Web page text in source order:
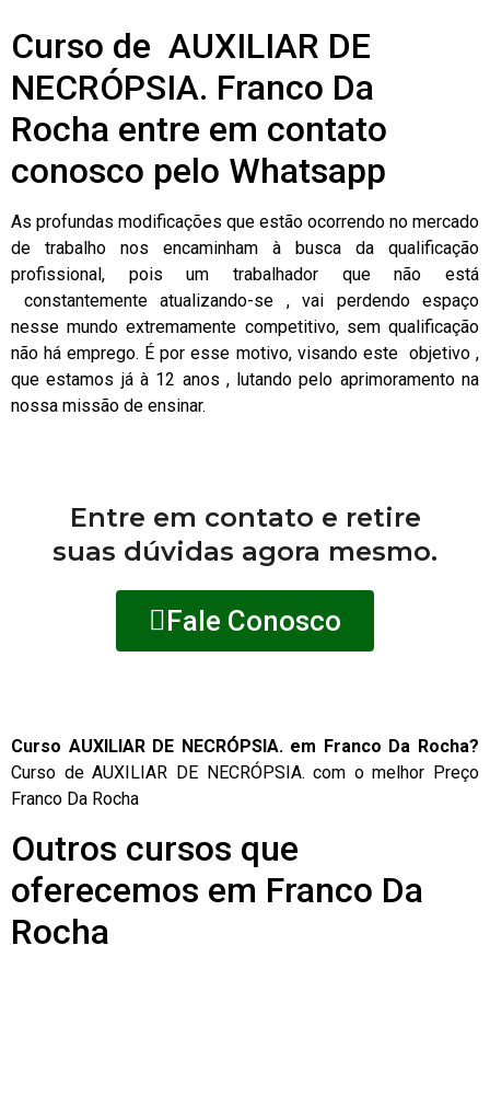
Curso de AUXILIAR DE
NECRÓPSIA. Franco Da
Rocha entre em contato
conosco pelo Whatsapp
As profundas modificações que estão ocorrendo no mercado
de trabalho nos encaminham à busca da qualificação
profissional, pois um trabalhador que não está
constantemente atualizando-se , vai perdendo espaço
nesse mundo extremamente competitivo, sem qualificação
não há emprego. É por esse motivo, visando este objetivo ,
que estamos já à 12 anos , lutando pelo aprimoramento na
nossa missão de ensinar.
Entre em contato e retire
suas dúvidas agora mesmo.
Fale Conosco
Curso AUXILIAR DE NECRÓPSIA. em Franco Da Rocha?
Curso de AUXILIAR DE NECRÓPSIA. com o melhor Preço
Franco Da Rocha
Outros cursos que
oferecemos em Franco Da
Rocha